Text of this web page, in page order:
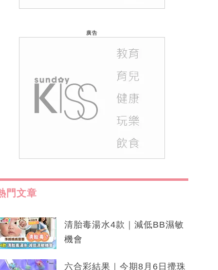
廣告
門文章
清胎毒湯水4款｜減低BB濕敏
機會
六合彩結果｜今期8月6日攪珠